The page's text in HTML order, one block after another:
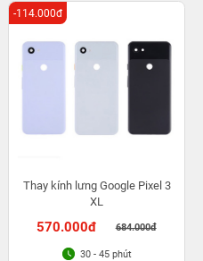
Thay kính lưng Google Pixel 3
XL
570.000đ 684.000đ
-114.000đ
30 - 45 phút